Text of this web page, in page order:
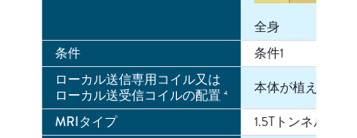
全身
条件
条件1
ローカル送信専用コイル又は
ローカル送受信コイルの配置 4
本体が植え込ま
MRIタイプ
1.5Tトンネル型